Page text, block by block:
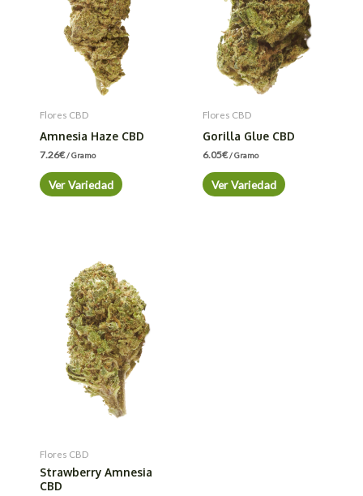
Flores CBD
Amnesia Haze CBD
7.26€/ Gramo
Ver Variedad
Flores CBD
Gorilla Glue CBD
6.05€/ Gramo
Ver Variedad
Flores CBD
Strawberry Amnesia
CBD